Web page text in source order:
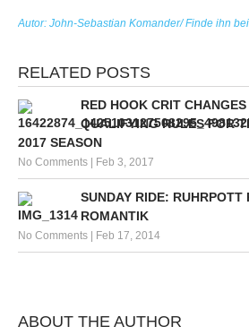
Autor: John-Sebastian Komander/ Finde ihn
RELATED POSTS
RED HOOK CRIT
QUALIFYING RULES FOR
2017 SEASON
No Comments Feb 3, 2017
SUNDAY RIDE: RUHRPOTT
ROMANTIK
No Comments Feb 17, 2014
ABOUT THE AUTHOR